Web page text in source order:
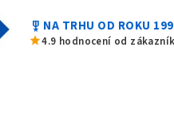
military_tech NA TRHU OD ROKU
star4.9 hodnocení od